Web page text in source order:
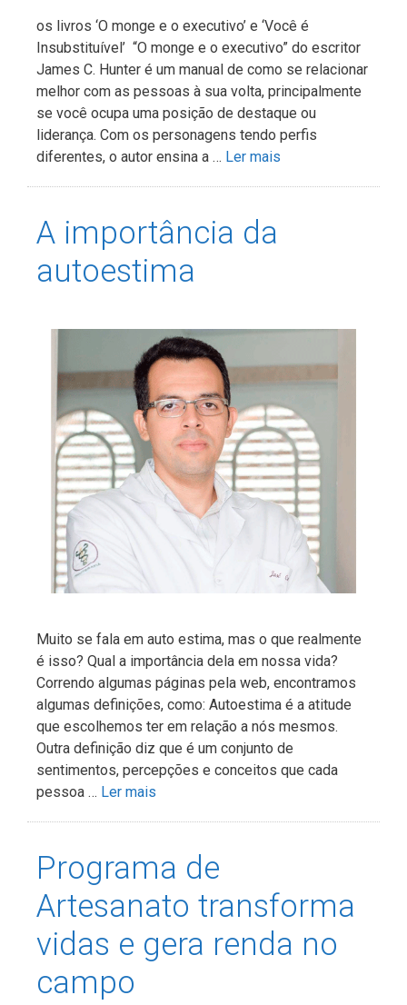
os livros ‘O monge e o executivo’ e ‘Você é
Insubstituível’ “O monge e o executivo” do escritor
James C. Hunter é um manual de como se relacionar
melhor com as pessoas à sua volta, principalmente
se você ocupa uma posição de destaque ou
liderança. Com os personagens tendo perfis
diferentes, o autor ensina a … Ler mais
A importância da
autoestima
Muito se fala em auto estima, mas o que realmente
é isso? Qual a importância dela em nossa vida?
Correndo algumas páginas pela web, encontramos
algumas definições, como: Autoestima é a atitude
que escolhemos ter em relação a nós mesmos.
Outra definição diz que é um conjunto de
sentimentos, percepções e conceitos que cada
pessoa … Ler mais
Programa de
Artesanato transforma
vidas e gera renda no
campo